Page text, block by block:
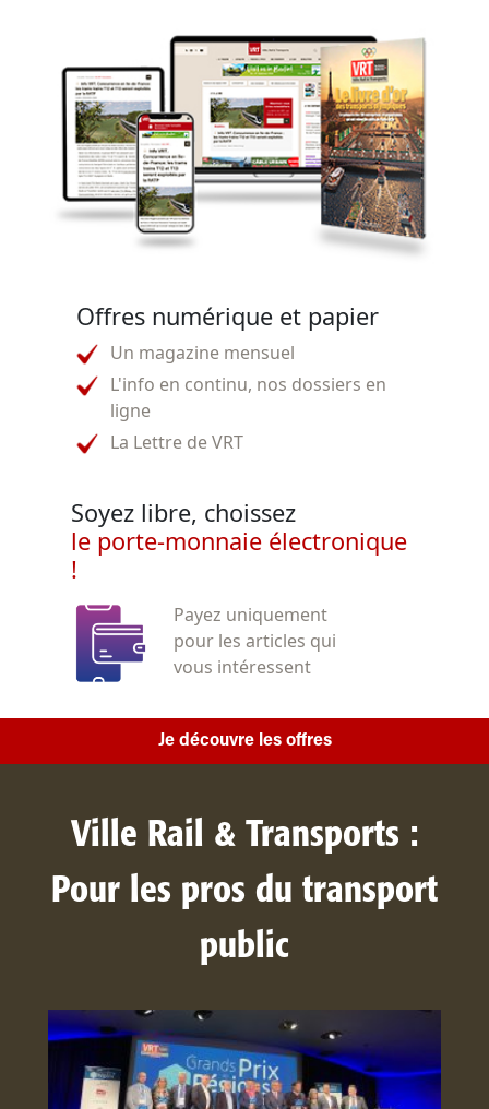
Offres numérique et papier
Un magazine mensuel
L'info en continu, nos dossiers en
ligne
La Lettre de VRT
Soyez libre, choissez
le porte-monnaie électronique
!
Payez uniquement
pour les articles qui
vous intéressent
Je découvre les offres
Ville Rail & Transports :
Pour les pros du transport
public